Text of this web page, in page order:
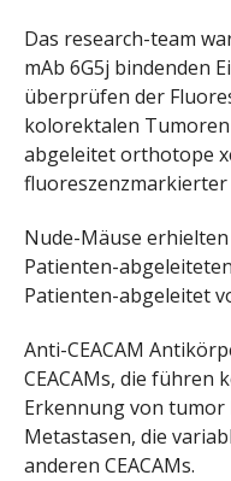
Das research-team
mAb 6G5j bindenden
überprüfen der
kolorektalen
abgeleitet orthotope
fluoreszenzmarkierter
Nude-Mäuse
Patienten-
Patienten-abgeleitet
Anti-CEACAM
CEACAMs, die führen
Erkennung von
Metastasen, die
anderen CEACAMs.